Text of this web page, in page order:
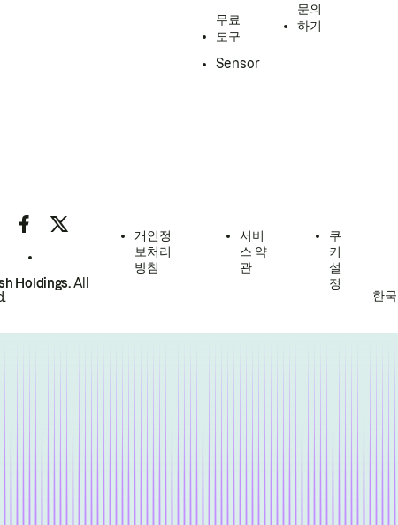
무료
도구
Sensor
문의
하기
Holdings.All
개인정
보처리
방침
서비
스 약
관
쿠
키
설
정
한